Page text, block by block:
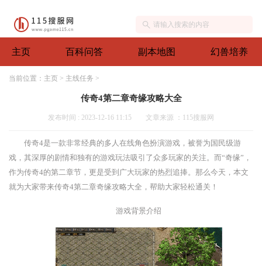
主页 百科问答 副本地图 幻兽培养
当前位置： 主页 > 主线任务 >
传奇4第二章奇缘攻略大全
发布时间 : 2023-12-16 11:15 文章来源 ：115搜服网
传奇4是一款非常经典的多人在线角色扮演游戏，被誉为国民级游
戏，其深厚的剧情和独有的游戏玩法吸引了众多玩家的关注。而“奇缘”，
作为传奇4的第二章节，更是受到广大玩家的热烈追捧。那么今天，本文
就为大家带来传奇4第二章奇缘攻略大全，帮助大家轻松通关！
游戏背景介绍